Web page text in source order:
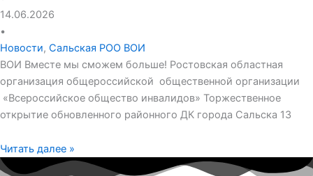
14.06.2026
•
Новости, Сальская РОО ВОИ
ВОИ Вместе мы сможем больше! Ростовская областная
организация общероссийской общественной организации
«Всероссийское общество инвалидов» Торжественное
открытие обновленного районного ДК города Сальска 13
Читать далее »